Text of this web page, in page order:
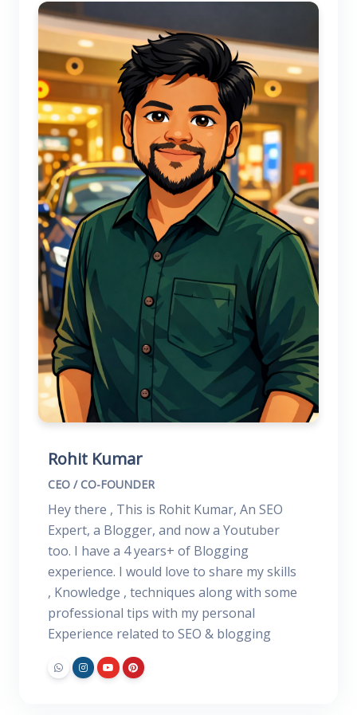
Rohit Kumar
CEO / CO-FOUNDER
Hey there , This is Rohit Kumar, An SEO
Expert, a Blogger, and now a Youtuber
too. I have a 4 years+ of Blogging
experience. I would love to share my skills
, Knowledge , techniques along with some
professional tips with my personal
Experience related to SEO & blogging